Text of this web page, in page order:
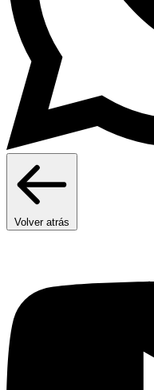
Volver atrás